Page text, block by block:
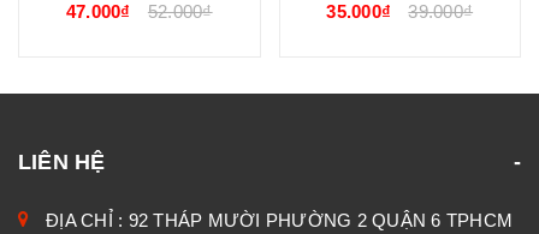
47.000₫ 52.000₫ 35.000₫ 39.000₫
LIÊN HỆ
ĐỊA CHỈ : 92 THÁP MƯỜI PHƯỜNG 2 QUẬN 6 TPHCM